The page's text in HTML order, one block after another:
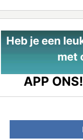
Heb je een
met
APP ONS!